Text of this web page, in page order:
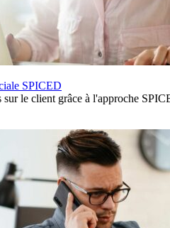
SPICED
sur le client grâce à l'approche